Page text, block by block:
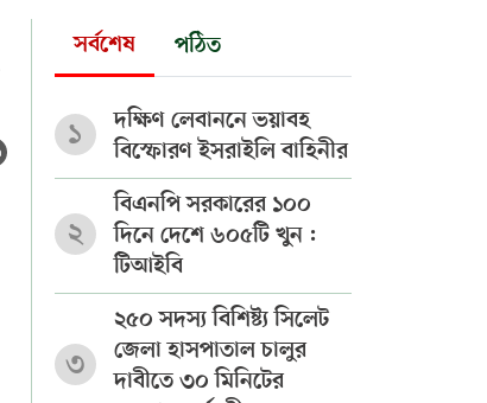
সর্বশেষ পঠিত
১
দক্ষিণ লেবাননে ভয়াবহ
বিস্ফোরণ ইসরাইলি বাহিনীর
২
বিএনপি সরকারের ১০০
দিনে দেশে ৬০৫টি খুন :
টিআইবি
৩
২৫০ সদস্য বিশিষ্ট্য সিলেট
জেলা হাসপাতাল চালুর
দাবীতে ৩০ মিনিটের